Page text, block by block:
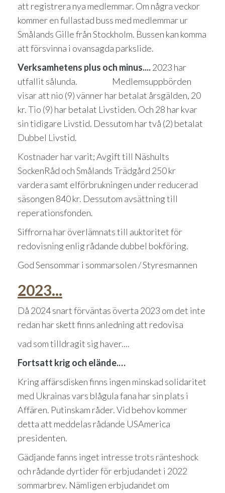
att registrera nya medlemmar. Om några veckor
kommer en fullastad buss med medlemmar ur
Smålands Gille från Stockholm. Bussen kan komma
att försvinna i ovansagda parkslide.
Verksamhetens plus och minus....2023 har
utfallit sålunda. Medlemsuppbörden
visar att nio (9) vänner har betalat årsgälden, 20
kr. Tio (9) har betalat Livstiden. Och 28 har kvar
sin tidigare Livstid. Dessutom har två (2) betalat
Dubbel Livstid.
Kostnader har varit; Avgift till Näshults
SockenRåd och Smålands Trädgård 250 kr
vardera samt elförbrukningen under reducerad
säsongen 840 kr. Dessutom avsättning till
reperationsfonden.
Siffrorna har överlämnats till auktoritet för
redovisning enlig rådande dubbel bokföring.
God Sensommar i sommarsolen/ Styresmannen
2023...
Då 2024 snart förväntas överta 2023 om det inte
redan har skett finns anledning att redovisa
vad som tilldragit sig haver....
Fortsatt krig och elände.…
Kring affärsdisken finns ingen minskad solidaritet
med Ukrainas vars blågula fana har sin plats i
Affären. Putinskam råder. Vid behov kommer
detta att meddelas rådande USAmerica
presidenten.
Gädjande fanns inget intresse trots ränteshock
och rådande dyrtider för erbjudandet i 2022
sommarbrev. Nämligen erbjudandet om